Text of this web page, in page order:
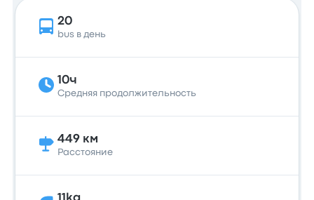
20
bus в день
10ч
Средняя продолжительность
449 км
Расстояние